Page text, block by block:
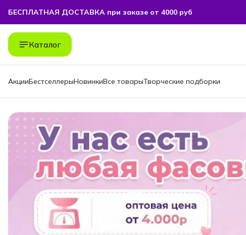
БЕСПЛАТНАЯ ДОСТАВКА при заказе от 4000 руб
БЕСПЛАТНАЯ ДОСТАВКА при заказе от 4000 руб
Каталог
АкцииБестселлерыНовинкиВсе товарыТворческие подборки